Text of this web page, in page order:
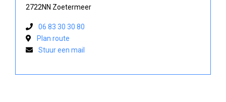
2722NN Zoetermeer
06 83 30 30 80
Plan route
Stuur een mail